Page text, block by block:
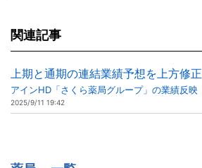
関連記事
上期と通期の連結業績予想を上方修正
アインHD「さくら薬局グループ」の業績反映
2025/9/11 19:42